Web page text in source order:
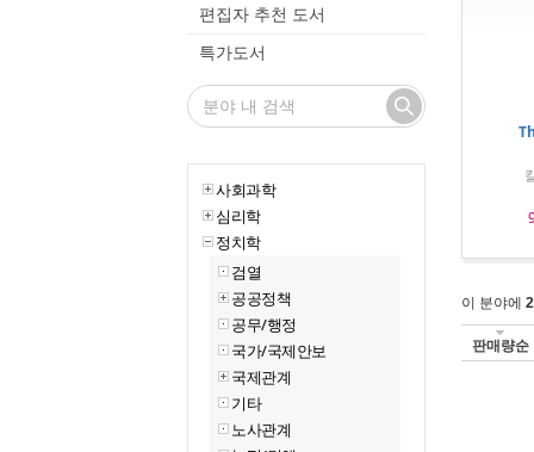
편집자 추천 도서
특가도서
사회과학
심리학
정치학
검열
공공정책
공무/행정
국가/국제안보
국제관계
기타
노사관계
이 분야에
판매량순